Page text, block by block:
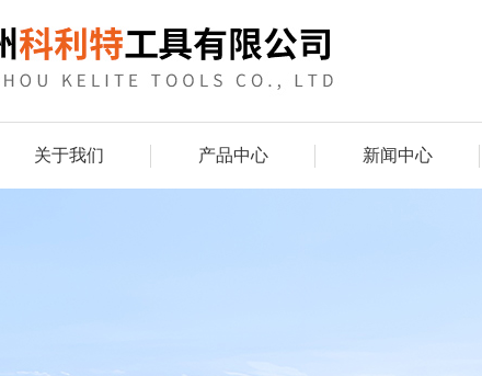
关于我们 产品中心 新闻中心